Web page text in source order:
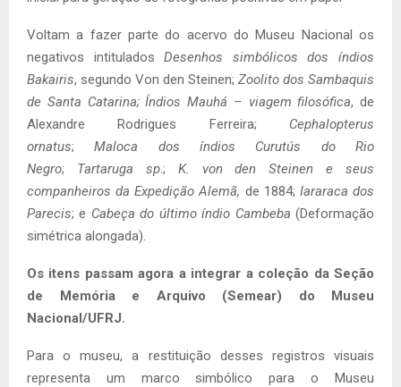
Voltam a fazer parte do acervo do Museu Nacional os
negativos intituladosDesenhos simbólicos dos índios
Bakairis, segundo Von den Steinen; Zoolito dos Sambaquis
de Santa Catarina; Índios Mauhá – viagem filosófica, de
Alexandre Rodrigues Ferreira; Cephalopterus
ornatus;Maloca dos índios Curutús do Rio
Negro; Tartaruga sp.; K. von den Steinen e seus
companheiros da Expedição Alemã, de 1884; Iararaca dos
Parecis; e Cabeça do último índio Cambeba (Deformação
simétrica alongada).
Os itens passam agora a integrar a coleção da Seção
de Memória e Arquivo (Semear) do Museu
Nacional/UFRJ.
Para o museu, a restituição desses registros visuais
representa um marco simbólico para o Museu